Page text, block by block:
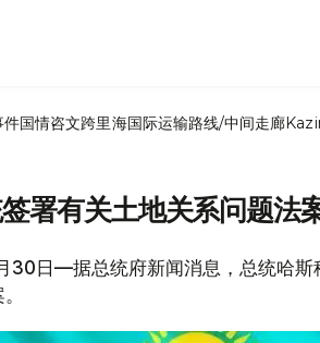
件国情咨文跨里海国际运输路线/中间走廊
署有关土地关系问题法
30日—据总统府新闻消息，总统哈斯